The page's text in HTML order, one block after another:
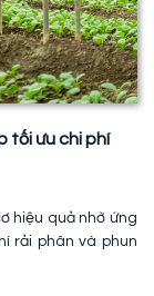
tối ưu chi phí
hiệu quả nhờ ứng
rải phân và phun